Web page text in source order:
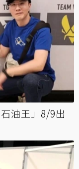
油王」8/9出